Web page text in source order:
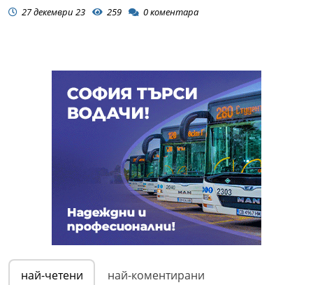
27 декември 23 259 0коментара
най-четени най-коментирани